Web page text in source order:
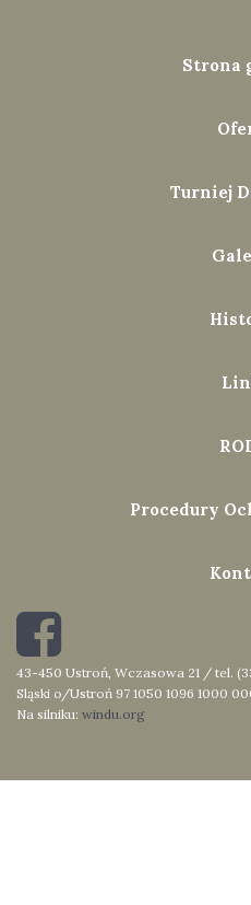
Strona
Turniej
Procedury
43-450 Ustroń, Wczasowa 21 / tel.
Sląski o/Ustroń 97 1050 1096 1000
Na silniku: windu.org